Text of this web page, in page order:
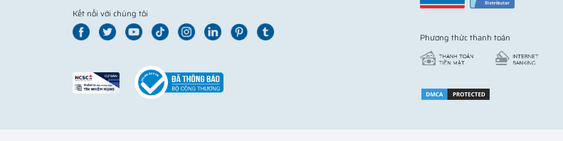
Kết nối với chúng tôi
Phương thức thanh toán